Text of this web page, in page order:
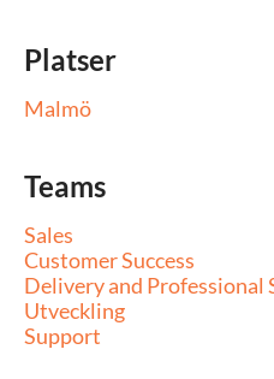
Platser
Malmö
Teams
Sales
Customer Success
Delivery and Professional
Utveckling
Support